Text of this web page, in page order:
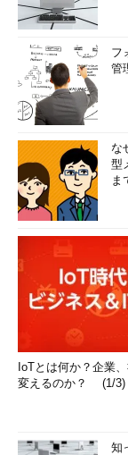
フ
管
な
型
ま
IoTとは何か？企業
変えるのか？ (1/3)
知